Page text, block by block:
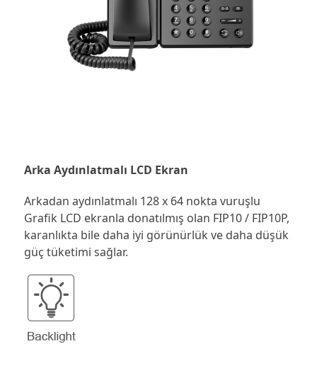
Arka Aydınlatmalı LCD Ekran
Arkadan aydınlatmalı 128 x 64 nokta vuruşlu
Grafik LCD ekranla donatılmış olan FIP10 / FIP10P,
karanlıkta bile daha iyi görünürlük ve daha düşük
güç tüketimi sağlar.